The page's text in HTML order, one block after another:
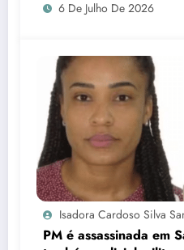
6 De Julho De 2026
Isadora Cardoso Silva
PM é assassinada em